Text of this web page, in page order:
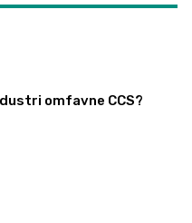
omfavne CCS?